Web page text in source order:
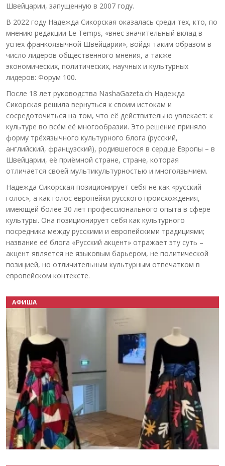
Швейцарии, запущенную в 2007 году.
В 2022 году Надежда Сикорская оказалась среди тех, кто, по
мнению редакции Le Temps, «внёс значительный вклад в
успех франкоязычной Швейцарии», войдя таким образом в
число лидеров общественного мнения, а также
экономических, политических, научных и культурных
лидеров: Форум 100.
После 18 лет руководства NashaGazeta.ch Надежда
Сикорская решила вернуться к своим истокам и
сосредоточиться на том, что её действительно увлекает: к
культуре во всём её многообразии. Это решение приняло
форму трёхязычного культурного блога (русский,
английский, французский), родившегося в сердце Европы – в
Швейцарии, её приёмной стране, стране, которая
отличается своей мультикультурностью и многоязычием.
Надежда Сикорская позиционирует себя не как «русский
голос», а как голос европейки русского происхождения,
имеющей более 30 лет профессионального опыта в сфере
культуры. Она позиционирует себя как культурного
посредника между русскими и европейскими традициями;
название её блога «Русский акцент» отражает эту суть –
акцент является не языковым барьером, не политической
позицией, но отличительным культурным отпечатком в
европейском контексте.
АФИША